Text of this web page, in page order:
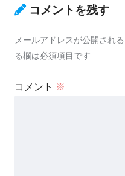
コメントを残す
メールアドレスが公開され
る欄は必須項目です
コメント ※